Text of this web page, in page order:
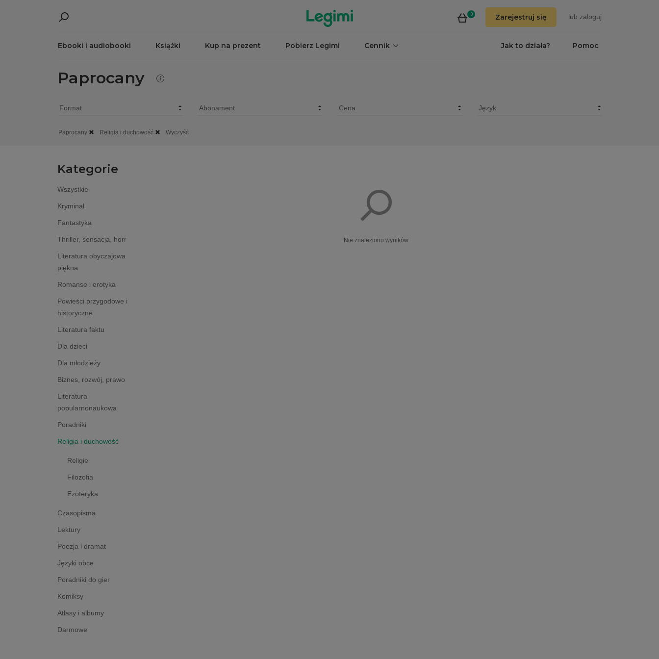
0 Zarejestruj się lub zaloguj
Ebooki i audiobooki Książki Kup na prezent Pobierz Legimi Cennik Pomoc
Jak to działa?
Paprocany
Paprocany Religia i duchowość Wyczyść
Kategorie
Wszystkie
Kryminał
Fantastyka
Thriller, sensacja, horror
Literatura obyczajowa i
piękna
Romanse i erotyka
Powieści przygodowe i
historyczne
Literatura faktu
Dla dzieci
Dla młodzieży
Biznes, rozwój, prawo
Literatura
popularnonaukowa
Poradniki
Religia i duchowość
Religie
Filozofia
Ezoteryka
Czasopisma
Lektury
Poezja i dramat
Języki obce
Poradniki do gier
Komiksy
Atlasy i albumy
Darmowe
Nie znaleziono wyników